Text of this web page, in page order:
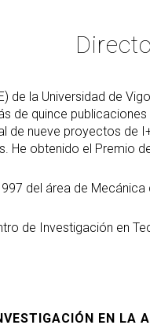
de la Universidad de
de quince
nueve proyectos de
obtenido el Premio
del área de
de Investigación en
EN LA